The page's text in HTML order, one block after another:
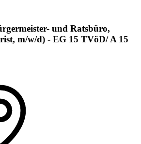
und Ratsbüro,
m/w/d) - EG 15 TVöD/ A 15